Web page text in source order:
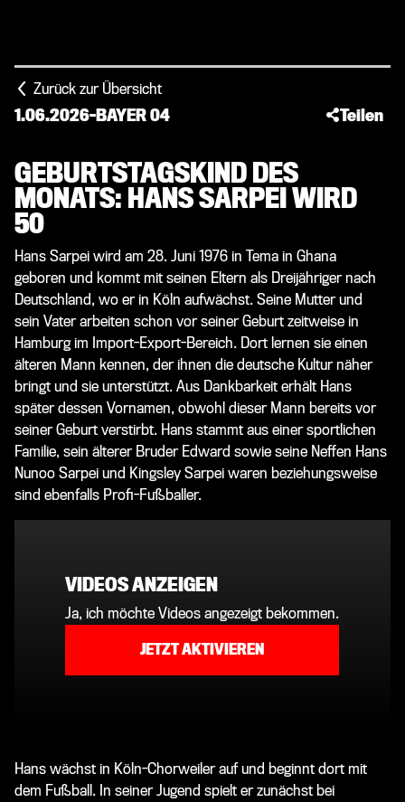
Zurück zur Übersicht
1.06.2026-BAYER 04 Teilen
GEBURTSTAGSKIND DES
MONATS: HANS SARPEI WIRD
50
Hans Sarpei wird am 28. Juni 1976 in Tema in Ghana
geboren und kommt mit seinen Eltern als Dreijähriger nach
Deutschland, wo er in Köln aufwächst. Seine Mutter und
sein Vater arbeiten schon vor seiner Geburt zeitweise in
Hamburg im Import-Export-Bereich. Dort lernen sie einen
älteren Mann kennen, der ihnen die deutsche Kultur näher
bringt und sie unterstützt. Aus Dankbarkeit erhält Hans
später dessen Vornamen, obwohl dieser Mann bereits vor
seiner Geburt verstirbt. Hans stammt aus einer sportlichen
Familie, sein älterer Bruder Edward sowie seine Neffen Hans
Nunoo Sarpei und Kingsley Sarpei waren beziehungsweise
sind ebenfalls Profi-Fußballer.
VIDEOS ANZEIGEN
Ja, ich möchte Videos angezeigt bekommen.
JETZT AKTIVIEREN
Hans wächst in Köln-Chorweiler auf und beginnt dort mit
dem Fußball. In seiner Jugend spielt er zunächst bei